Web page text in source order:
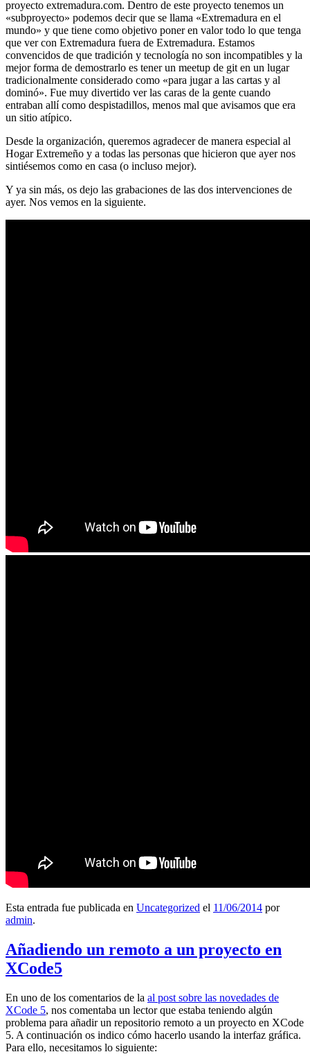
proyecto extremadura.com. Dentro de este proyecto tenemos un
«subproyecto» podemos decir que se llama «Extremadura en el
mundo» y que tiene como objetivo poner en valor todo lo que tenga
que ver con Extremadura fuera de Extremadura. Estamos
convencidos de que tradición y tecnología no son incompatibles y la
mejor forma de demostrarlo es tener un meetup de git en un lugar
tradicionalmente considerado como «para jugar a las cartas y al
dominó». Fue muy divertido ver las caras de la gente cuando
entraban allí como despistadillos, menos mal que avisamos que era
un sitio atípico.
Desde la organización, queremos agradecer de manera especial al
Hogar Extremeño y a todas las personas que hicieron que ayer nos
sintiésemos como en casa (o incluso mejor).
Y ya sin más, os dejo las grabaciones de las dos intervenciones de
ayer. Nos vemos en la siguiente.
Esta entrada fue publicada en Uncategorized el 11/06/2014 por
admin.
Añadiendo un remoto a un proyecto en
XCode5
En uno de los comentarios de la al post sobre las novedades de
XCode 5, nos comentaba un lector que estaba teniendo algún
problema para añadir un repositorio remoto a un proyecto en XCode
5. A continuación os indico cómo hacerlo usando la interfaz gráfica.
Para ello, necesitamos lo siguiente: